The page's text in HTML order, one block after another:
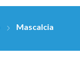
Mascalcia